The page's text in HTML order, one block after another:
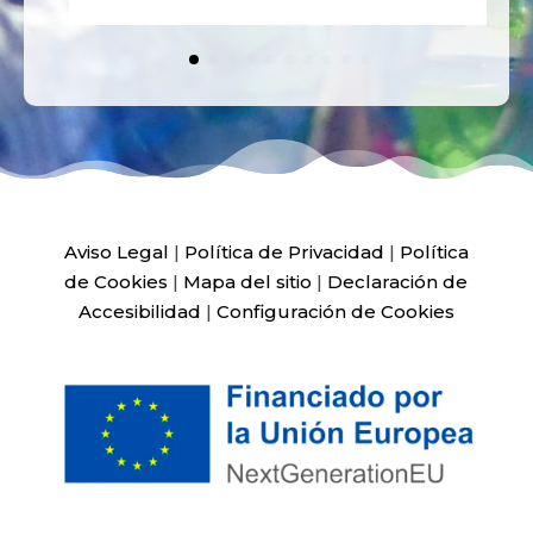
Aviso Legal | Política de Privacidad | Política
de Cookies | Mapa del sitio | Declaración de
Accesibilidad | Configuración de Cookies